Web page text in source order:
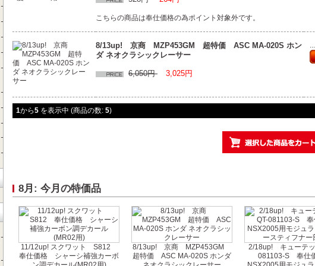
こちらの商品は奉仕価格の為ポイント対象外です。
8/13up! 京商 MZP453GM 超特価 ASC MA-020S ホン
ダ ネオクラシックレーサー
6,050円 3,025円
1から5を表示中 (商品の数: 5)
8月: 今月の特価品
11/12up! スクワット S812
奉仕価格 シャーシ補強カーボ
ン調デカール(MR02用)
8/13up! 京商 MZP453GM
超特価 ASC MA-020S ホンダ
ネオクラシックレーサー
2/18up! キューテ
081103-S 奉
NSX2005用モジュ